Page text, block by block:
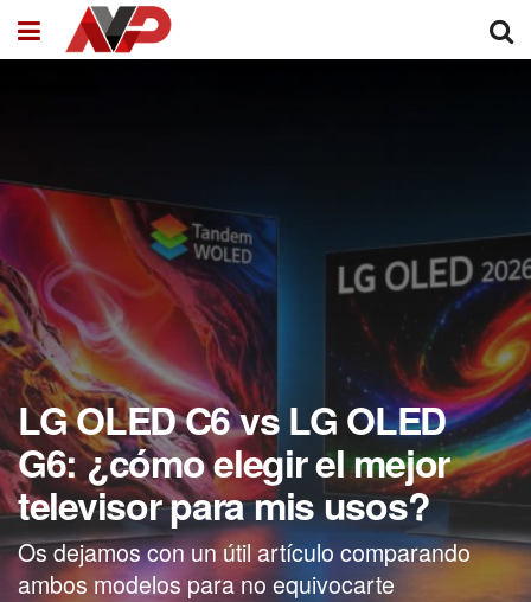
LG OLED C6 vs LG OLED
G6: ¿cómo elegir el mejor
televisor para mis usos?
Os dejamos con un útil artículo comparando
ambos modelos para no equivocarte